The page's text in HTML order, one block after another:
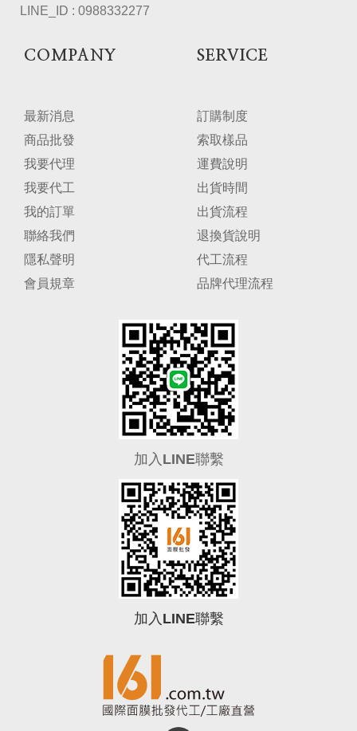
LINE_ID : 0988332277
COMPANY
最新消息
商品批發
我要代理
我要代工
我的訂單
聯絡我們
隱私聲明
會員規章
SERVICE
訂購制度
索取樣品
運費說明
出貨時間
出貨流程
退換貨說明
代工流程
品牌代理流程
加入LINE聯繫
加入LINE聯繫